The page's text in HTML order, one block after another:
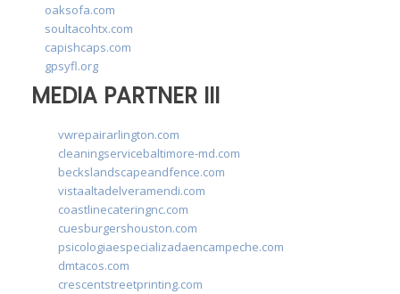
oaksofa.com
soultacohtx.com
capishcaps.com
gpsyfl.org
MEDIA PARTNER III
vwrepairarlington.com
cleaningservicebaltimore-md.com
beckslandscapeandfence.com
vistaaltadelveramendi.com
coastlinecateringnc.com
cuesburgershouston.com
psicologiaespecializadaencampeche.com
dmtacos.com
crescentstreetprinting.com